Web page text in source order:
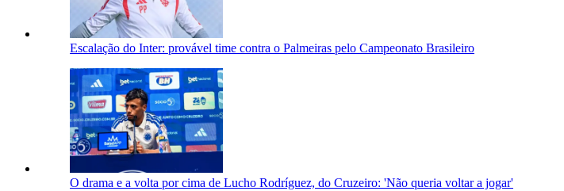
Escalação do Inter: provável time contra o Palmeiras pelo Campeonato Brasileiro
O drama e a volta por cima de Lucho Rodríguez, do Cruzeiro: 'Não queria voltar a jogar'